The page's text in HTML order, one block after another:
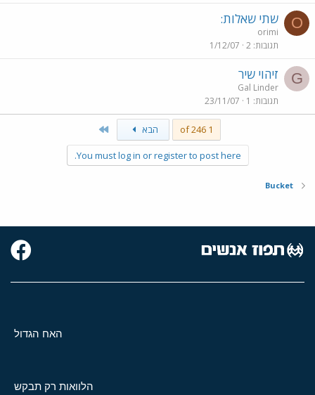
O שתי שאלות:
orimi
תגובות 2
1/12/07
G זיהוי שיר
Gal Linder
תגובות 1
23/11/07
1 of 246 הבא
You must log in or register to post here.
Bucket
האח הגדול
הלוואות רק תבקש